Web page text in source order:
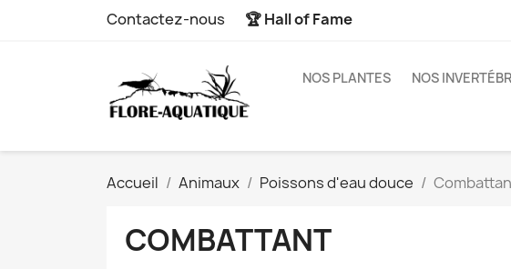
Contactez-nous 🏆 Hall of Fame
NOS PLANTES NOS
Accueil Animaux Poissons d'eau douce
COMBATTANT